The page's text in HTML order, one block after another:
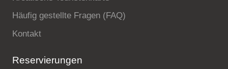
Häufig gestellte Fragen (FAQ)
Kontakt
Reservierungen